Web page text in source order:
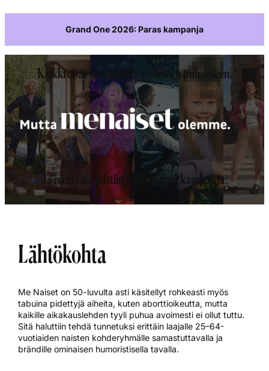
Grand One 2026: Paras kampanja
Kaikki eivät ole valmiita avoimeen puheeseen,
Ja näin siitä tehtiin kokonainen kampanja.
Lähtökohta
Me Naiset on 50-luvulta asti käsitellyt rohkeasti myös
tabuina pidettyjä aiheita, kuten aborttioikeutta, mutta
kaikille aikakauslehden tyyli puhua avoimesti ei ollut tuttu.
Sitä haluttiin tehdä tunnetuksi erittäin laajalle 25–64-
vuotiaiden naisten kohderyhmälle samastuttavalla ja
brändille ominaisen humoristisella tavalla.